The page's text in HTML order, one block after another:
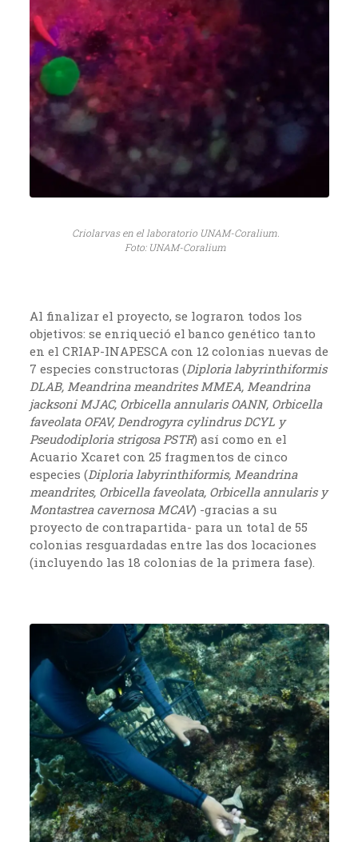
Criolarvas en el laboratorio UNAM-Coralium.
Foto: UNAM-Coralium
Al finalizar el proyecto, se lograron todos los
objetivos: se enriqueció el banco genético tanto
en el CRIAP-INAPESCA con 12 colonias nuevas de
7 especies constructoras (Diploria labyrinthiformis
DLAB, Meandrina meandrites MMEA, Meandrina
jacksoni MJAC, Orbicella annularis OANN, Orbicella
faveolata OFAV, Dendrogyra cylindrus DCYL y
Pseudodiploria strigosa PSTR) así como en el
Acuario Xcaret con 25 fragmentos de cinco
especies (Diploria labyrinthiformis, Meandrina
meandrites, Orbicella faveolata, Orbicella annularis y
Montastrea cavernosa MCAV) -gracias a su
proyecto de contrapartida- para un total de 55
colonias resguardadas entre las dos locaciones
(incluyendo las 18 colonias de la primera fase).